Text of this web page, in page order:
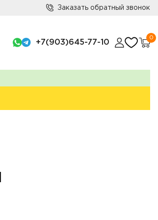
Заказать обратный звонок
+7(903)645-77-10
0